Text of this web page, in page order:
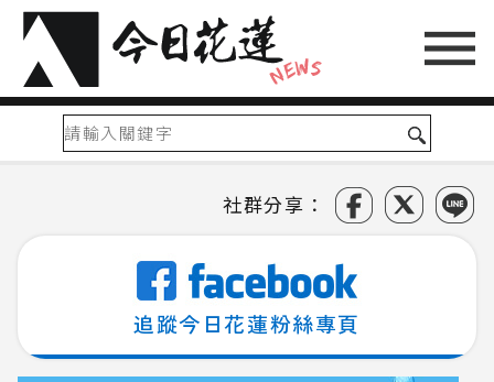
社群分享：
追蹤今日花蓮粉絲專頁